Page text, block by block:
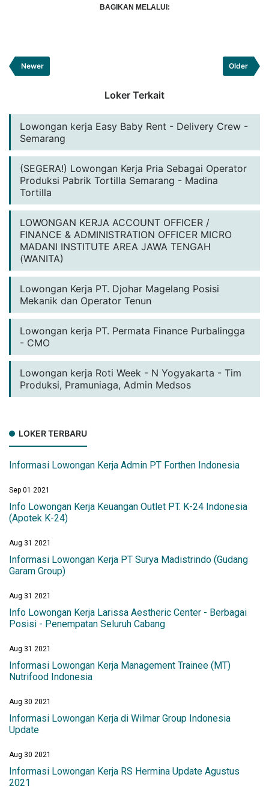
BAGIKAN MELALUI:
Newer Older
Loker Terkait
Lowongan kerja Easy Baby Rent - Delivery Crew -
Semarang
(SEGERA!) Lowongan Kerja Pria Sebagai Operator
Produksi Pabrik Tortilla Semarang - Madina
Tortilla
LOWONGAN KERJA ACCOUNT OFFICER /
FINANCE & ADMINISTRATION OFFICER MICRO
MADANI INSTITUTE AREA JAWA TENGAH
(WANITA)
Lowongan Kerja PT. Djohar Magelang Posisi
Mekanik dan Operator Tenun
Lowongan kerja PT. Permata Finance Purbalingga
- CMO
Lowongan kerja Roti Week - N Yogyakarta - Tim
Produksi, Pramuniaga, Admin Medsos
LOKER TERBARU
Informasi Lowongan Kerja Admin PT Forthen Indonesia
Sep 01 2021
Info Lowongan Kerja Keuangan Outlet PT. K-24 Indonesia
(Apotek K-24)
Aug 31 2021
Informasi Lowongan Kerja PT Surya Madistrindo (Gudang
Garam Group)
Aug 31 2021
Info Lowongan Kerja Larissa Aestheric Center - Berbagai
Posisi - Penempatan Seluruh Cabang
Aug 31 2021
Informasi Lowongan Kerja Management Trainee (MT)
Nutrifood Indonesia
Aug 30 2021
Informasi Lowongan Kerja di Wilmar Group Indonesia
Update
Aug 30 2021
Informasi Lowongan Kerja RS Hermina Update Agustus
2021